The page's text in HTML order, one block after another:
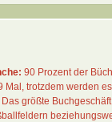
90 Prozent der
Mal , trotzdem werden
größte